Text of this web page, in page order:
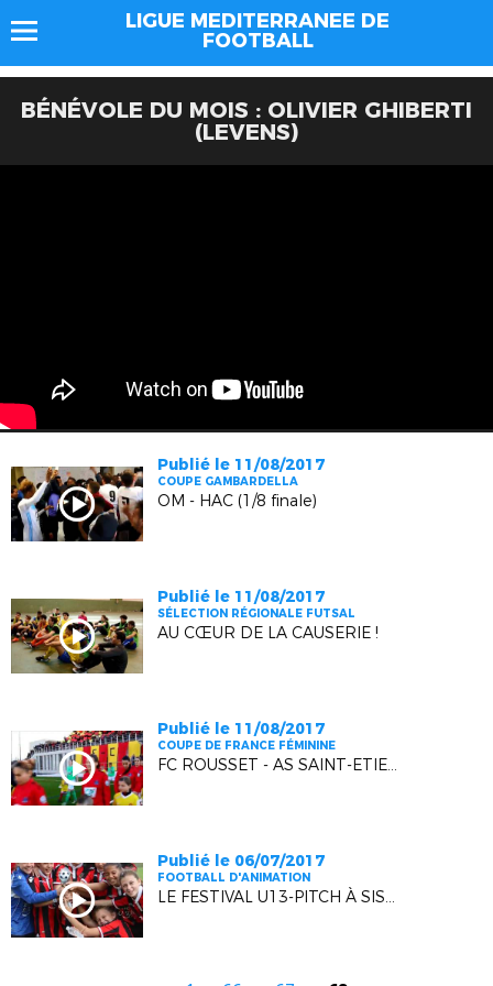
LIGUE MEDITERRANEE DE
FOOTBALL
BÉNÉVOLE DU MOIS : OLIVIER GHIBERTI
(LEVENS)
Publié le 11/08/2017
COUPE GAMBARDELLA
OM - HAC (1/8 finale)
Publié le 11/08/2017
SÉLECTION RÉGIONALE FUTSAL
AU CŒUR DE LA CAUSERIE !
Publié le 11/08/2017
COUPE DE FRANCE FÉMININE
FC ROUSSET - AS SAINT-ETIENNE (1/8 FINALE)
Publié le 06/07/2017
FOOTBALL D'ANIMATION
LE FESTIVAL U13-PITCH À SISTERON